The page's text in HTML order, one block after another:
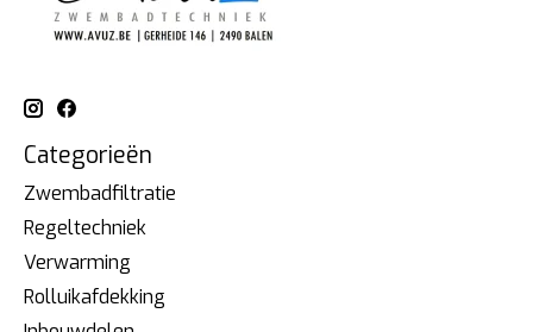
Categorieën
Zwembadfiltratie
Regeltechniek
Verwarming
Rolluikafdekking